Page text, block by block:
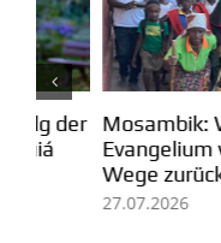
Mosambik: Wo das
Evangelium weite
Wege zurücklegt
27.07.2026